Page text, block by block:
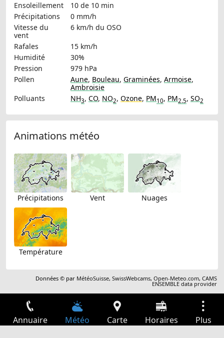
Ensoleillement
10 de 10 min
Précipitations
0 mm/h
Vitesse du
vent
6 km/h du OSO
Rafales
15 km/h
Humidité
30%
Pression
979 hPa
Pollen
Aune, Bouleau, Graminées, Armoise,
Ambroisie
Polluants
NH3, CO, NO2, Ozone, PM10, PM2.5, SO2
Animations météo
Précipitations Vent Nuages
Température
Données © par MétéoSuisse,SwissWebcams,Open-Meteo.com,CAMS
ENSEMBLE data provider
Annuaire Météo Carte Horaires Plus